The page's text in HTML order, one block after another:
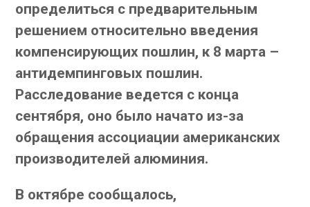
определиться с предварительным
решением относительно введения
компенсирующих пошлин, к 8 марта –
антидемпинговых пошлин.
Расследование ведется с конца
сентября, оно было начато из-за
обращения ассоциации американских
производителей алюминия.
В октябре сообщалось,